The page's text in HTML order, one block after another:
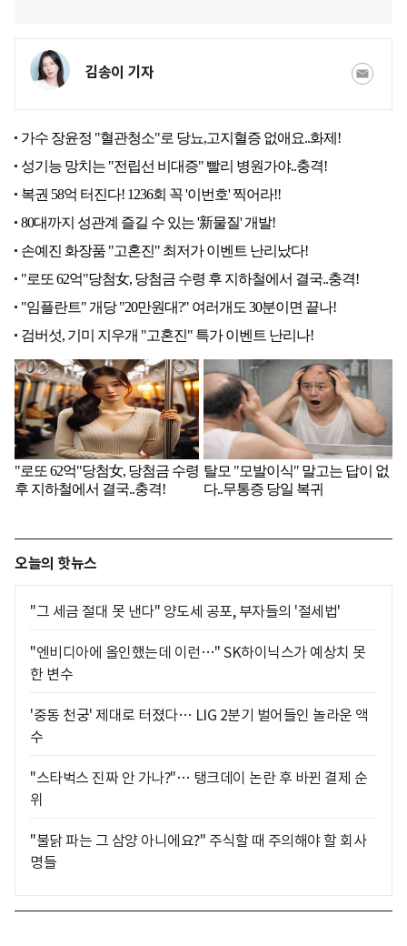
김송이 기자
오늘의 핫뉴스
"그 세금 절대 못 낸다" 양도세 공포, 부자들의 '절세법'
"엔비디아에 올인했는데 이런…" SK하이닉스가 예상치 못
한 변수
'중동 천궁' 제대로 터졌다… LIG 2분기 벌어들인 놀라운 액
수
"스타벅스 진짜 안 가나?"… 탱크데이 논란 후 바뀐 결제 순
위
"불닭 파는 그 삼양 아니에요?" 주식할 때 주의해야 할 회사
명들